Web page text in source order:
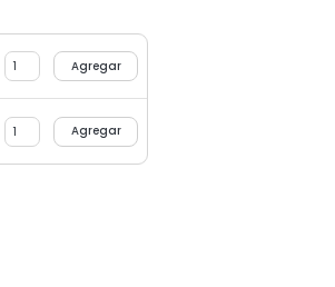
Agregar
Agregar